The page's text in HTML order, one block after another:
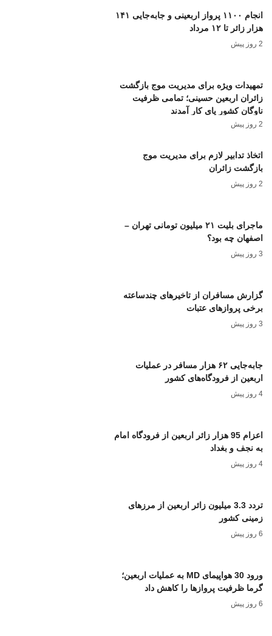
انجام ۱۱۰۰ پرواز اربعینی و جابه‌جایی ۱۴۱
هزار زائر تا ۱۲ مرداد
2 روز پیش
تمهیدات ویژه برای مدیریت موج بازگشت
زائران اربعین حسینی؛ تمامی ظرفیت
ناوگان کشور پای کار آمدند
2 روز پیش
اتخاذ تدابیر لازم برای مدیریت موج
بازگشت زائران
2 روز پیش
ماجرای بلیت ۲۱ میلیون تومانی تهران –
اصفهان چه بود؟
3 روز پیش
گزارش مسافران از تاخیرهای چندساعته
برخی پروازهای عتبات
3 روز پیش
جابه‌جایی ۶۲ هزار مسافر در عملیات
اربعین از فرودگاه‌های کشور
4 روز پیش
اعزام 95 هزار زائر اربعین از فرودگاه امام
به نجف و بغداد
4 روز پیش
تردد 3.3 میلیون زائر اربعین از مرزهای
زمینی کشور
6 روز پیش
ورود 30 هواپیمای MD به عملیات اربعین؛
گرما ظرفیت پروازها را کاهش داد
6 روز پیش